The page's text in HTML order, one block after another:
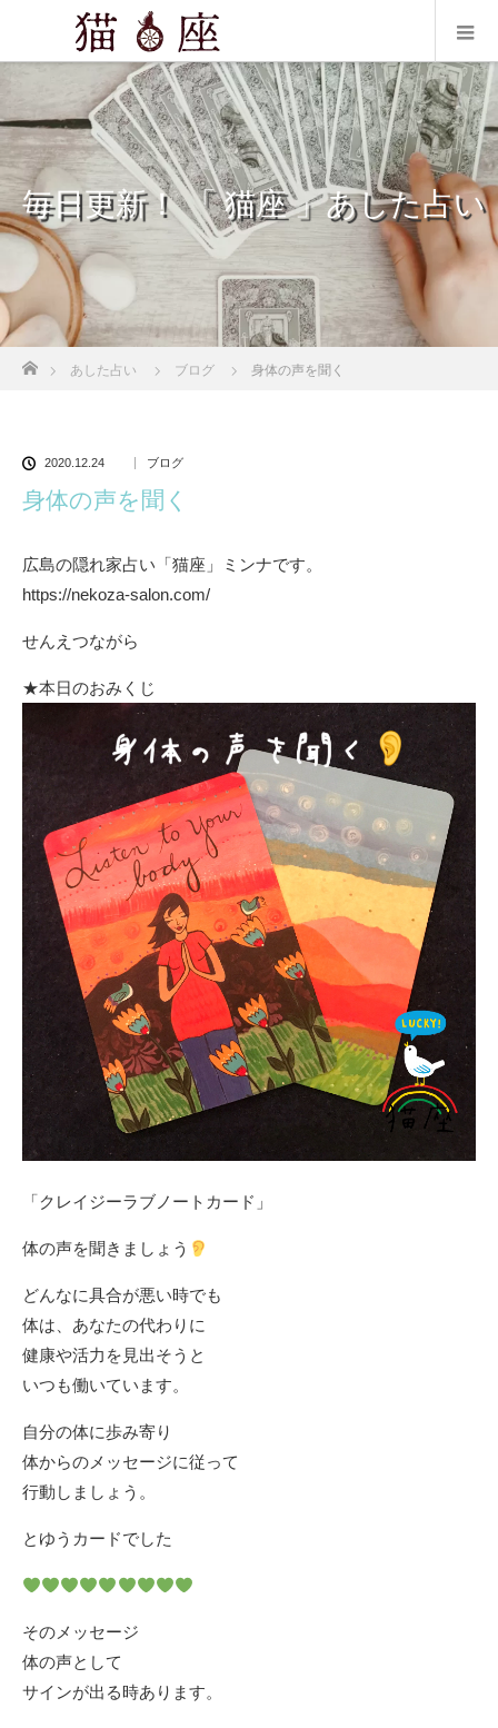
毎日更新！ 「 猫座 」あした占い
ホーム
あした占い ブログ 身体の声を聞く
2020.12.24 ブログ
身体の声を聞く
広島の隠れ家占い「猫座」ミンナです。
https://nekoza-salon.com/
せんえつながら
★本日のおみくじ
「クレイジーラブノートカード」
体の声を聞きましょう
どんなに具合が悪い時でも
体は、あなたの代わりに
健康や活力を見出そうと
いつも働いています。
自分の体に歩み寄り
体からのメッセージに従って
行動しましょう。
とゆうカードでした
そのメッセージ
体の声として
サインが出る時あります。